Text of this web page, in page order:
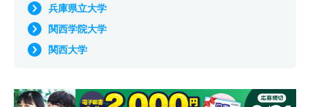
兵庫県立大学
関西学院大学
関西大学